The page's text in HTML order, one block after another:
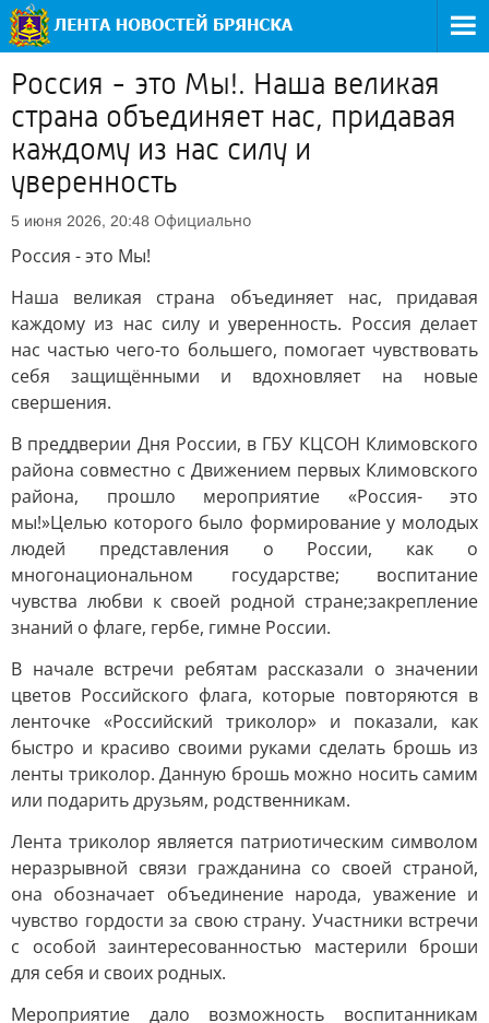
Россия - это Мы!. Наша великая
страна объединяет нас, придавая
каждому из нас силу и
уверенность
5 июня 2026, 20:48 Официально
Россия - это Мы!
Наша великая страна объединяет нас, придавая
каждому из нас силу и уверенность. Россия делает
нас частью чего-то большего, помогает чувствовать
себя защищёнными и вдохновляет на новые
свершения.
В преддверии Дня России, в ГБУ КЦСОН Климовского
района совместно с Движением первых Климовского
района, прошло мероприятие «Россия- это
мы!»Целью которого было формирование у молодых
людей представления о России, как о
многонациональном государстве; воспитание
чувства любви к своей родной стране;закрепление
знаний о флаге, гербе, гимне России.
В начале встречи ребятам рассказали о значении
цветов Российского флага, которые повторяются в
ленточке «Российский триколор» и показали, как
быстро и красиво своими руками сделать брошь из
ленты триколор. Данную брошь можно носить самим
или подарить друзьям, родственникам.
Лента триколор является патриотическим символом
неразрывной связи гражданина со своей страной,
она обозначает объединение народа, уважение и
чувство гордости за свою страну. Участники встречи
с особой заинтересованностью мастерили броши
для себя и своих родных.
Мероприятие дало возможность воспитанникам